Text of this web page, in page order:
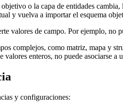
o la capa de entidades
y vuelva a importar el esquema
valores de campo. Por ejemplo, no
complejos, como matriz, mapa y
valores enteros, no puede asociarse
y configuraciones: